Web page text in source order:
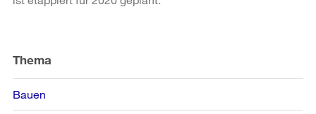
Informationen
Thema
Bauen